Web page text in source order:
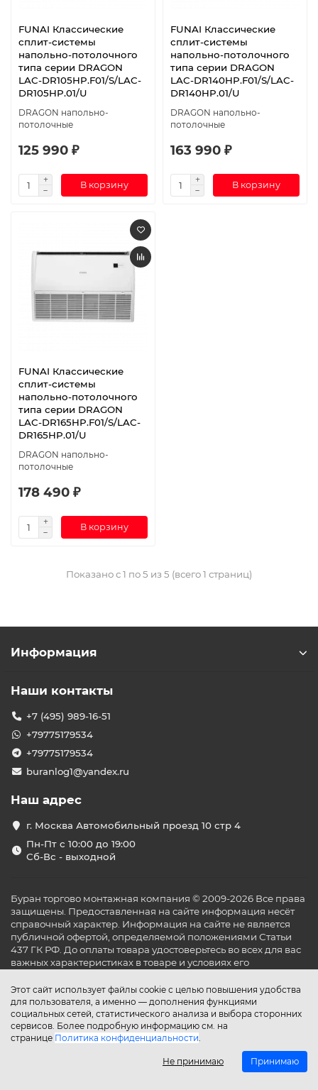
FUNAI Классические
сплит-системы
напольно-потолочного
типа серии DRAGON
LAC-DR105HP.F01/S/LAC-
DR105HP.01/U
DRAGON напольно-
потолочные
125 990 ₽
В корзину
FUNAI Классические
сплит-системы
напольно-потолочного
типа серии DRAGON
LAC-DR140HP.F01/S/LAC-
DR140HP.01/U
DRAGON напольно-
потолочные
163 990 ₽
В корзину
FUNAI Классические
сплит-системы
напольно-потолочного
типа серии DRAGON
LAC-DR165HP.F01/S/LAC-
DR165HP.01/U
DRAGON напольно-
потолочные
178 490 ₽
В корзину
Показано с 1 по 5 из 5 (всего 1 страниц)
Этот сайт использует файлы cookie с целью повышения удобства
для пользователя, а именно — дополнения функциями
социальных сетей, статистического анализа и выбора сторонних
сервисов. Более подробную информацию см. на
странице Политика конфиденциальности.
Не принимаю Принимаю
Информация
Наши контакты
+7 (495) 989-16-51
+79775179534
+79775179534
buranlog1@yandex.ru
Наш адрес
г. Москва Автомобильный проезд 10 стр 4
Пн-Пт с 10:00 до 19:00
Сб-Вс - выходной
Буран торгово монтажная компания © 2009-2026 Все права
защищены. Предоставленная на сайте информация несёт
справочный характер. Информация на сайте не является
публичной офертой, определяемой положениями Статьи
437 ГК РФ. До оплаты товара удостоверьтесь во всех для вас
важных характеристиках в товаре и условиях его